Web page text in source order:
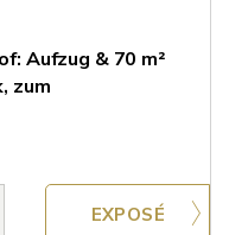
Aufzug & 70 m²
zum